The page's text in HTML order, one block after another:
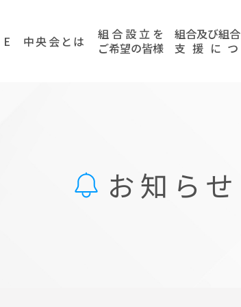
中央会とは 組 合設立 を
ご希望の皆様
組合及び組合
支 援 に つ
お知らせ